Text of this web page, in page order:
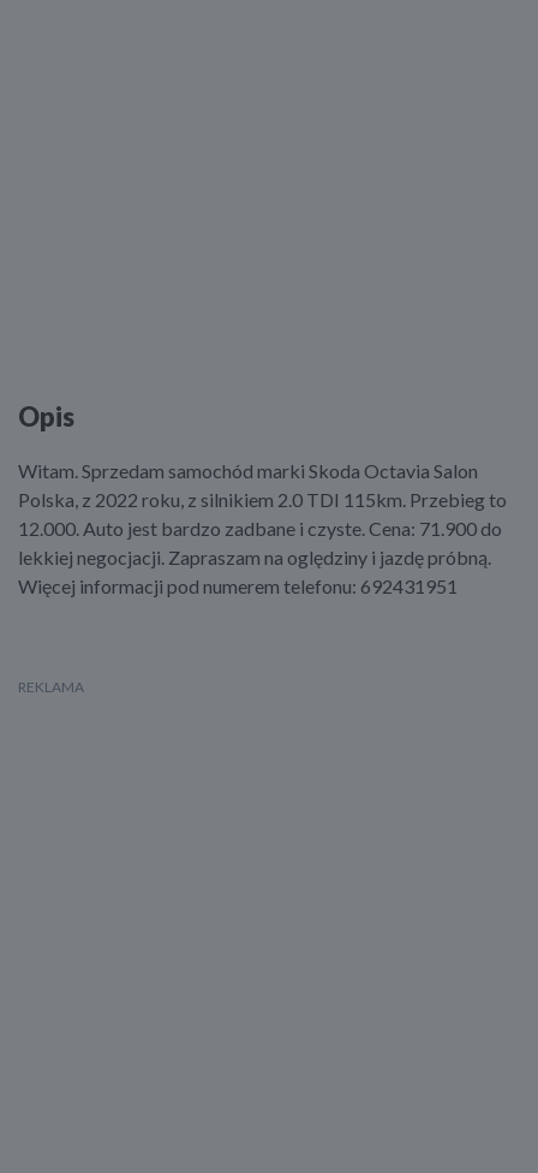
Opis
Witam. Sprzedam samochód marki Skoda Octavia Salon
Polska, z 2022 roku, z silnikiem 2.0 TDI 115km. Przebieg to
12.000. Auto jest bardzo zadbane i czyste. Cena: 71.900 do
lekkiej negocjacji. Zapraszam na oględziny i jazdę próbną.
Więcej informacji pod numerem telefonu: 692431951